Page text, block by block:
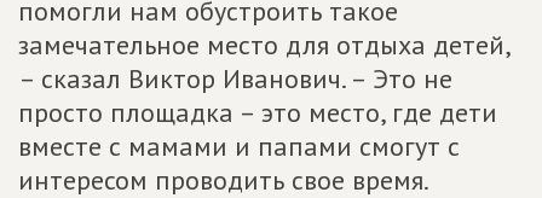
помогли нам обустроить такое
замечательное место для отдыха детей,
– сказал Виктор Иванович. – Это не
просто площадка – это место, где дети
вместе с мамами и папами смогут с
интересом проводить свое время.